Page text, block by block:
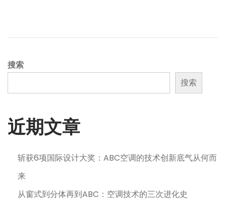
3
搜索
搜索
近期文章
斩获6项国际设计大奖：ABC空调的技术创新底气从何而
来
从窗式到分体再到ABC：空调技术的三次进化史